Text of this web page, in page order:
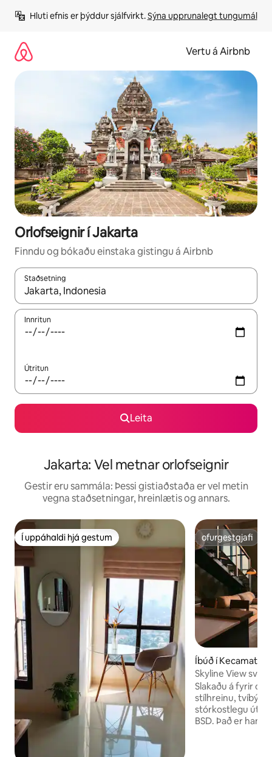
beint
Hluti efnis er þýddur sjálfvirkt. Sýna upprunalegt tungumál
Vertu á Airbnb
Orlofseignir í Jakarta
Finndu og bókaðu einstaka gistingu á Airbnb
Staðsetning
Þegar niðurstöður liggja fyrir skaltu nota upp og niður
Innritun
Útritun
Leita
Jakarta: Vel metnar orlofseignir
Gestir eru sammála: Þessi gistiaðstaða er vel metin
vegna staðsetningar, hreinlætis og annars.
Í uppáhaldi hjá gestum
Í uppáhaldi hjá gestum ofurgestgjafi
ofurgestgjafi
Íbúð í Kecamatan
Skyline View svíta
Slakaðu á fyrir
stílhreinu, tvíbýli
stórkostlegu
BSD. Það er